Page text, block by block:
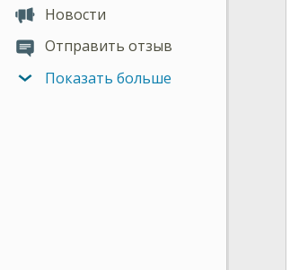
Новости
Отправить отзыв
Показать больше